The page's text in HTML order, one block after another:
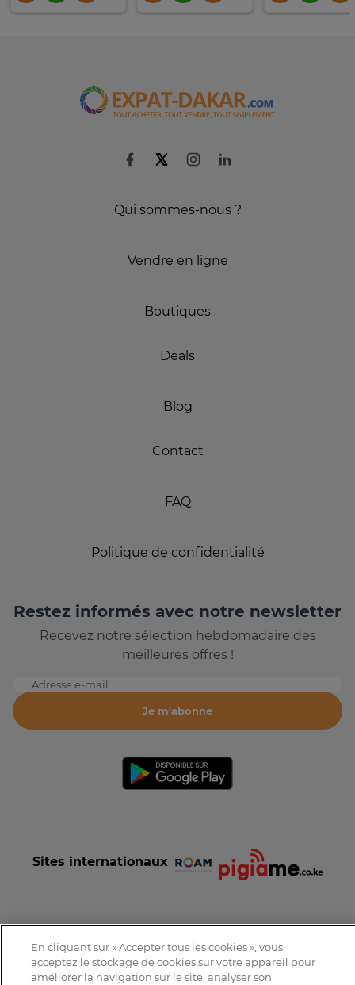
Qui sommes-nous ?
Vendre en ligne
Boutiques
Deals
Blog
Contact
FAQ
Politique de confidentialité
Restez informés avec notre newsletter
Recevez notre sélection hebdomadaire des
meilleures offres !
Adresse e-mail
Je m'abonne
Sites internationaux
Conditions et Charte d'utilisation
Politique de confidentialité
Tous droits réservés © 2016-2026 Expat-Dakar
En cliquant sur « Accepter tous les cookies », vous
acceptez le stockage de cookies sur votre appareil pour
améliorer la navigation sur le site, analyser son